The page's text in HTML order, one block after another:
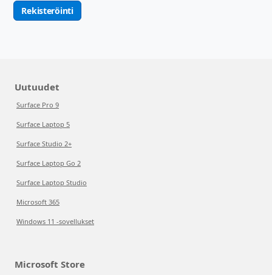
Rekisteröinti
Uutuudet
Surface Pro 9
Surface Laptop 5
Surface Studio 2+
Surface Laptop Go 2
Surface Laptop Studio
Microsoft 365
Windows 11 -sovellukset
Microsoft Store